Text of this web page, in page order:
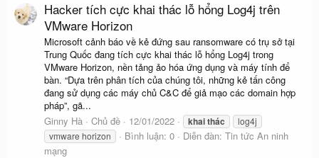
Hacker tích cực khai thác lỗ hổng Log4j trên
VMware Horizon
Microsoft cảnh báo về kẻ đứng sau ransomware có trụ sở tại
Trung Quốc đang tích cực khai thác lỗ hổng Log4j trong
VMware Horizon, nền tảng ảo hóa ứng dụng và máy tính để
bàn. “Dựa trên phân tích của chúng tôi, những kẻ tấn công
đang sử dụng các máy chủ C&C để giả mạo các domain hợp
pháp”, gã...
Ginny Hà
Chủ đề 12/01/2022 khaithác
log4j
vmware horizon
Bình luận: 0 Diễn đàn: Tin tức An ninh
mạng